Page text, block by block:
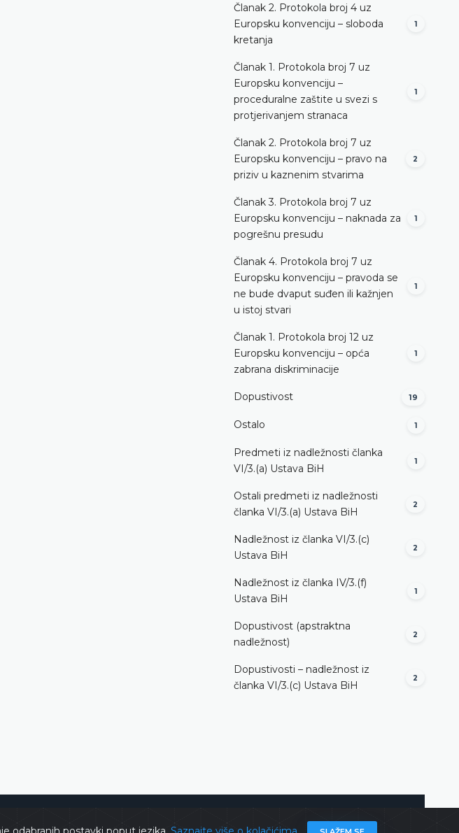
Članak 2. Protokola broj 4 uz
Europsku konvenciju – sloboda
kretanja
1
Članak 1. Protokola broj 7 uz
Europsku konvenciju –
proceduralne zaštite u svezi s
protjerivanjem stranaca
1
Članak 2. Protokola broj 7 uz
Europsku konvenciju – pravo na
priziv u kaznenim stvarima
2
Članak 3. Protokola broj 7 uz
Europsku konvenciju – naknada za
pogrešnu presudu
1
Članak 4. Protokola broj 7 uz
Europsku konvenciju – pravoda se
ne bude dvaput suđen ili kažnjen
u istoj stvari
1
Članak 1. Protokola broj 12 uz
Europsku konvenciju – opća
zabrana diskriminacije
1
Dopustivost 19
Ostalo 1
Predmeti iz nadležnosti članka
VI/3.(a) Ustava BiH
1
Ostali predmeti iz nadležnosti
članka VI/3.(a) Ustava BiH
2
Nadležnost iz članka VI/3.(c)
Ustava BiH
2
Nadležnost iz članka IV/3.(f)
Ustava BiH
1
Dopustivost (apstraktna
nadležnost)
2
Dopustivosti – nadležnost iz
članka VI/3.(c) Ustava BiH
2
Copyrights @ 2026Ustavni sud BiHSva prava zadržana.